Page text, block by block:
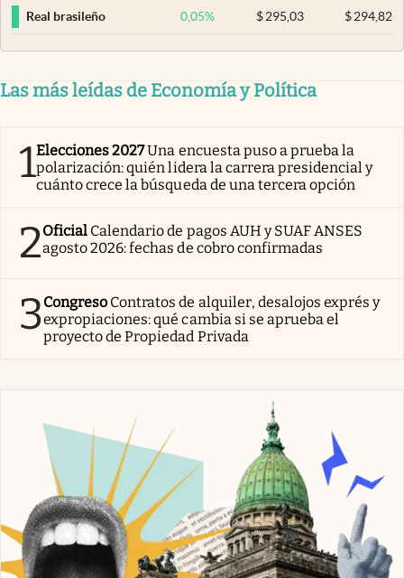
Real brasileño 0,05% $ 295,03 $294,82
Las más leídas de Economía y Política
1Elecciones 2027Una encuesta puso a prueba la
polarización: quién lidera la carrera presidencial y
cuánto crece la búsqueda de una tercera opción
2Oficial Calendario de pagos AUH y SUAF ANSES
agosto 2026: fechas de cobro confirmadas
3Congreso Contratos de alquiler, desalojos exprés y
expropiaciones: qué cambia si se aprueba el
proyecto de Propiedad Privada